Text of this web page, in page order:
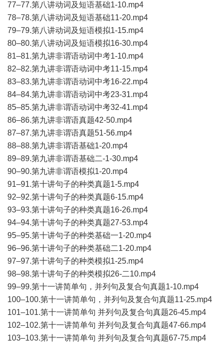
77–77.第八讲动词及短语基础1-10.mp4
78–78.第八讲动词及短语基础11-20.mp4
79–79.第八讲动词及短语模拟1-15.mp4
80–80.第八讲动词及短语模拟16-30.mp4
81–81.第九讲非谓语动词中考1-10.mp4
82–82.第九讲非谓语动词中考11-15.mp4
83–83.第九讲非谓语动词中考16-22.mp4
84–84.第九讲非谓语动词中考23-31.mp4
85–85.第九讲非谓语动词中考32-41.mp4
86–86.第九讲非谓语真题42-50.mp4
87–87.第九讲非谓语真题51-56.mp4
88–88.第九讲非谓语基础1-20.mp4
89–89.第九讲非谓语基础二-1-30.mp4
90–90.第九讲非谓语模拟1-20.mp4
91–91.第十讲句子的种类真题1-5.mp4
92–92.第十讲句子的种类真题6-15.mp4
93–93.第十讲句子的种类真题16-26.mp4
94–94.第十讲句子的种类真题27-53.mp4
95–95.第十讲句子的种类基础一1-20.mp4
96–96.第十讲句子的种类基础二1-20.mp4
97–97.第十讲句子的种类模拟1-25.mp4
98–98.第十讲句子的种类模拟26-二10.mp4
99–99.第十一讲简单句，并列句及复合句真题1-10.mp4
100–100.第十一讲简单句，并列句及复合句真题11-25.mp4
101–101.第十一讲简单句 并列句及复合句真题26-45.mp4
102–102.第十一讲简单句 并列句及复合句真题47-66.mp4
103–103.第十一讲简单句 并列句及复合句真题67-75.mp4